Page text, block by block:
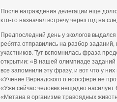
После награждения делегации еще
кто-то назначал встречу через год на
Предпоследний день у экологов
ребята отправились на разбор
участников. Тут вспомнилась фраза
открытии: «В нашей олимпиаде заданий
все запомнили эту фразу, и вот что у них
«Учение Вернадского о ноосфере не
«Уже сейчас человек нещадно насилует
«Метана в организме травоядных